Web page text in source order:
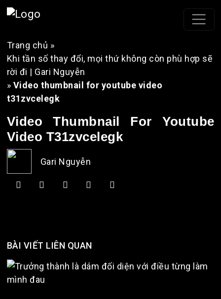
Trang chủ »
Khi tần số thay đổi, mọi thứ không còn phù hợp sẽ
rời đi | Gari Nguyễn
» Video thumbnail for youtube video
t31zvcelegk
Video Thumbnail For Youtube
Video T31zvcelegk
Gari Nguyễn
BÀI VIẾT LIÊN QUAN